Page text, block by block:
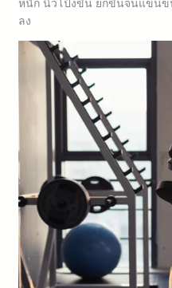
หนัก นิ้วโป้งขึ้น ยกขึ้นจนแขนข
ลง